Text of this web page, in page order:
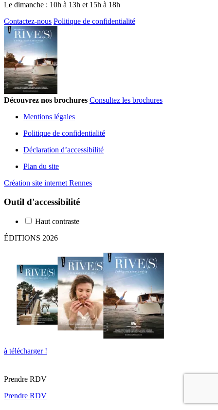
Le dimanche : 10h à 13h et 15h à 18h
Contactez-nous Politique de confidentialité
Découvrez nos brochures Consultez les brochures
Mentions légales
Politique de confidentialité
Déclaration d’accessibilité
Plan du site
Création site internet Rennes
Outil d'accessibilité
Haut contraste
ÉDITIONS 2026
à télécharger !
Prendre RDV
Prendre RDV